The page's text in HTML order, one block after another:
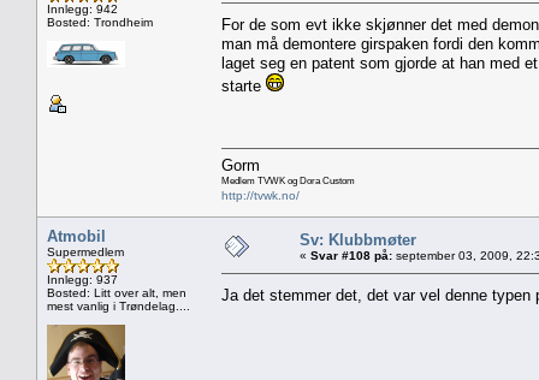
Innlegg: 942
Bosted: Trondheim
For de som evt ikke skjønner det med
man må demontere girspaken fordi den
laget seg en patent som gjorde at han med
starte
Gorm
Medlem TVWK og Dora Custom
http://tvwk.no/
Atmobil
Supermedlem
Innlegg: 937
Bosted: Litt over alt, men
mest vanlig i Trøndelag....
Sv: Klubbmøter
« Svar #108 på: september 03, 2009,
Ja det stemmer det, det var vel denne